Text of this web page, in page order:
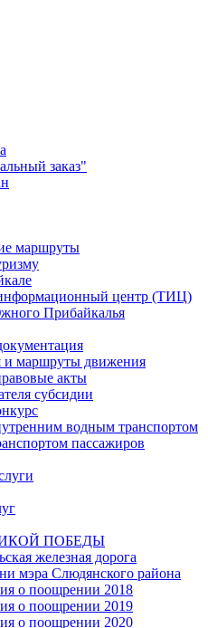
заказ"
маршруты
центр (ТИЦ)
Прибайкалья
и маршруты движения
акты
субсидии
водным транспортом
пассажиров
ПОБЕДЫ
железная дорога
мэра Слюдянского района
о поощрении 2018
о поощрении 2019
о поощрении 2020